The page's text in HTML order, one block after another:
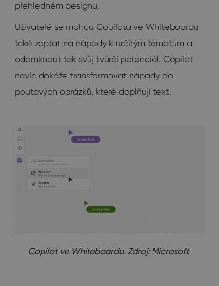
přehledném designu.
Uživatelé se mohou Copilota ve Whiteboardu
také zeptat na nápady k určitým tématům a
odemknout tak svůj tvůrčí potenciál. Copilot
navíc dokáže transformovat nápady do
poutavých obrázků, které doplňují text.
Copilot ve Whiteboardu. Zdroj: Microsoft